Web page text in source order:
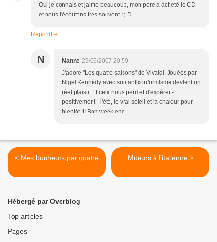
Oui je connais et jaime beaucoup, mon père a acheté le CD
et nous l'écoutons très souvent ! ;-D
Répondre
N Nanne 29/06/2007 20:59
J'adore "Les quatre saisons" de Vivaldi. Jouées par
Nigel Kennedy avec son anticonformisme devient un
réel plaisir. Et cela nous permet d'espérer -
positivement - l'été, le vrai soleil et la chaleur pour
bientôt !!! Bon week end.
< Mes bonheurs par quatre
Moeurs à l'italienne >
Hébergé par Overblog
Top articles
Pages